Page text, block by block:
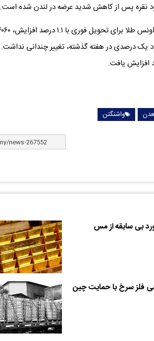
نقره پس از کاهش شدید عرضه‌ در لندن شده است.
واشنگتن
بی سابقه از مس
فلز سرخ با حمایت چین